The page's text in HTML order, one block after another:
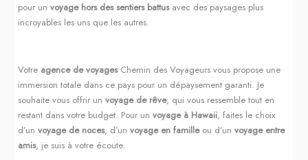
pour unvoyage hors des sentiers battusavec des paysages plus
incroyables les uns que les autres.
Votre agence de voyagesChemin des Voyageurs vous propose une
immersion totale dans ce pays pour un dépaysement garanti. Je
souhaite vous offrir unvoyage de rêve, qui vous ressemble tout en
restant dans votre budget. Pour unvoyage à Hawaii, faites le choix
d’unvoyage de noces, d’unvoyage en familleou d’unvoyage entre
amis, je suis à votre écoute.